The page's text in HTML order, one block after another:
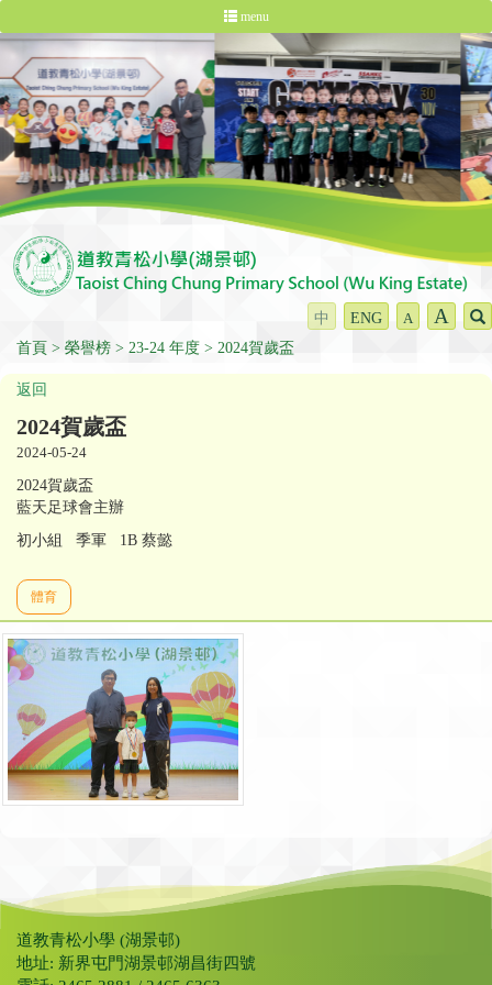
menu
中 ENG A A
首頁 榮譽榜 23-24 年度 2024賀歲盃
返回
2024賀歲盃
2024-05-24
2024賀歲盃
藍天足球會主辦
初小組 季軍 1B 蔡懿
體育
道教青松小學 (湖景邨)
地址: 新界屯門湖景邨湖昌街四號